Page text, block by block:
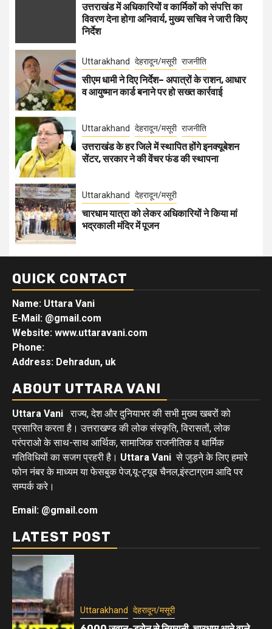
उत्तराखंड में अधिकारियों व कार्मिकों को संपत्ति का
विवरण देना होगा अनिवार्य, मुख्य सचिव ने जारी किए
निर्देश
Uttarakhand देहरादून/मसूरी राजनीति
सीएम धामी ने दिए निर्देश– अपात्रों के राशन, आधार
व आयुष्मान कार्ड बनाने पर हो सख्त कार्रवाई
Uttarakhand देहरादून/मसूरी राजनीति
उत्तराखंड के हर जिले में स्थापित होंगे इनक्यूबेशन
सेंटर, सरकार ने की वेंचर फंड की स्थापना
Uttarakhand देहरादून/मसूरी
चारधाम यात्रा को लेकर अधिकारियों ने किया मां
भद्रकाली मंदिर में पूजन
QUICK CONTACT
Name: Uttara Vani
E-Mail: @gmail.com
Website: www.uttaravani.com
Phone:
Address: Dehradun, uk
ABOUT UTTARA VANI
Uttara Vani राज्य, देश और दुनियाभर की सभी मुख्य खबरों को
प्रसारित करता है। उत्तराखण्ड की लोक संस्कृति, विरासतों, लोक
परंपराओ के साथ-साथ आर्थिक, सामाजिक राजनीतिक व धार्मिक
गतिविधियों का सजग प्रहरी है। Uttara Vani से जुड़ने के लिए हमारे
फोन नंबर के माध्यम या फेसबुक पेज,यू-ट्यूब चैनल,इंस्टाग्राम आदि पर
सम्पर्क करे।
Email: @gmail.com
LATEST POST
Uttarakhand देहरादून/मसूरी